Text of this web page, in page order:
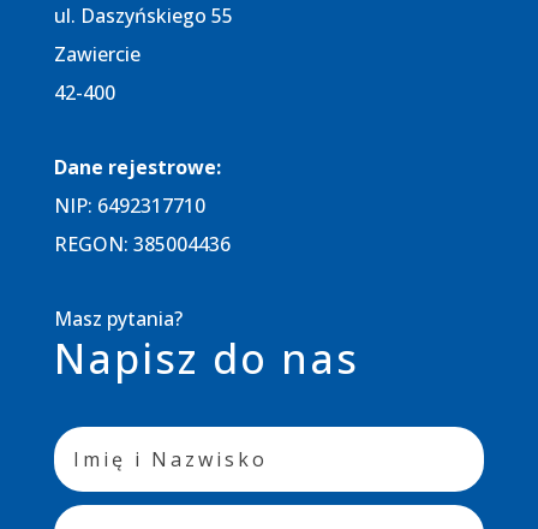
ul. Daszyńskiego 55
Zawiercie
42-400
Dane rejestrowe:​
NIP: 6492317710
REGON: 385004436
Masz pytania?
Napisz do nas